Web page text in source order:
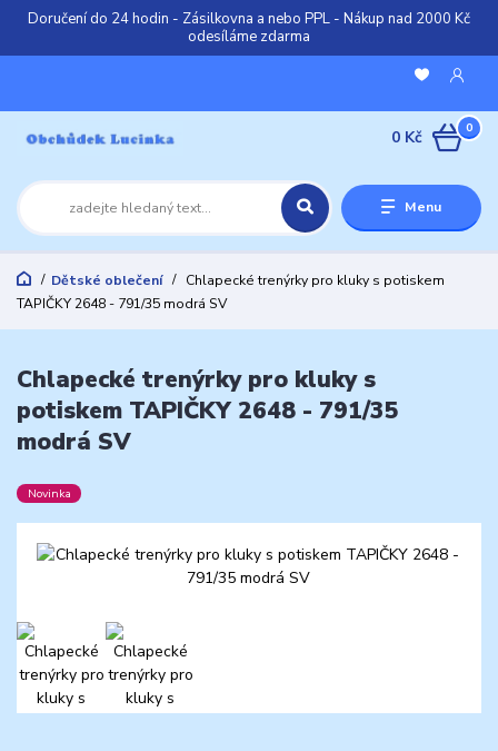
Doručení do 24 hodin - Zásilkovna a nebo PPL - Nákup nad 2000 Kč
odesíláme zdarma
Menu
0
0 Kč
Dětské oblečení
Chlapecké trenýrky pro kluky s potiskem
TAPIČKY 2648 - 791/35 modrá SV
Chlapecké trenýrky pro kluky s
potiskem TAPIČKY 2648 - 791/35
modrá SV
Novinka